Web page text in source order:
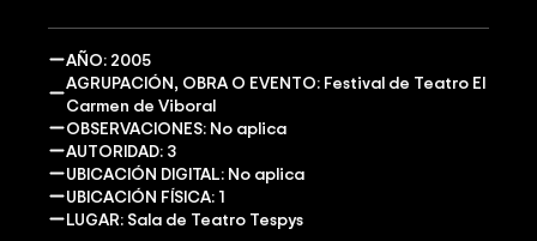
AÑO: 2005
AGRUPACIÓN, OBRA O EVENTO: Festival de Teatro El
Carmen de Viboral
OBSERVACIONES: No aplica
AUTORIDAD: 3
UBICACIÓN DIGITAL: No aplica
UBICACIÓN FÍSICA: 1
LUGAR: Sala de Teatro Tespys